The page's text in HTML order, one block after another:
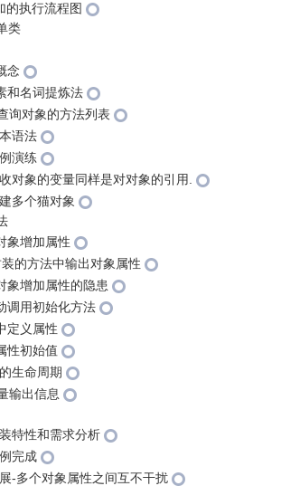
的执行流程图
类
念
和名词提炼法
询对象的方法列表
语法
演练
对象的变量同样是对对象的引用.
多个猫对象
象增加属性
的方法中输出对象属性
象增加属性的隐患
调用初始化方法
定义属性
性初始值
生命周期
输出信息
特性和需求分析
完成
-多个对象属性之间互不干扰